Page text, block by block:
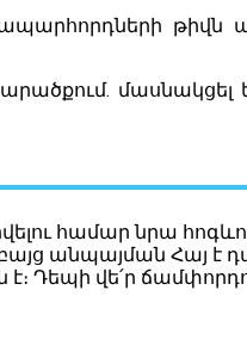
թիվն
համար նրա
անպայման Հայ է
Դեպի վե՛ր